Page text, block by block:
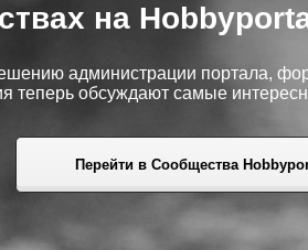
на
администрации портала,
теперь обсуждают самые
Перейти в Сообщества